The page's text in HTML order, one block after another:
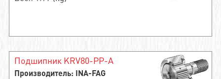
Подшипник KRV80-PP-A
Производитель: INA-FAG